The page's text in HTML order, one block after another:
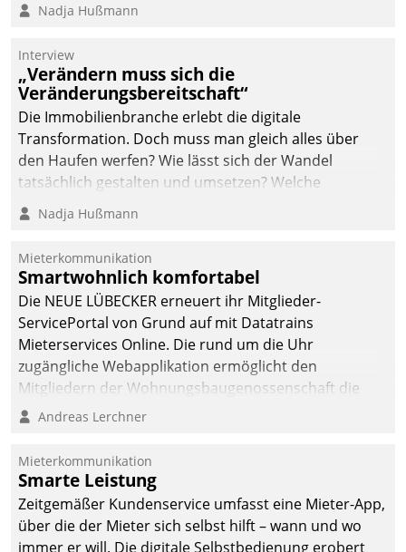
Nadja Hußmann
Interview
„Verändern muss sich die
Veränderungsbereitschaft“
Die Immobilienbranche erlebt die digitale
Transformation. Doch muss man gleich alles über
den Haufen werfen? Wie lässt sich der Wandel
tatsächlich gestalten und umsetzen? Welche
Argumente zählen wirklich?
Nadja Hußmann
Mieterkommunikation
Smartwohnlich komfortabel
Die NEUE LÜBECKER erneuert ihr Mitglieder-
ServicePortal von Grund auf mit Datatrains
Mieterservices Online. Die rund um die Uhr
zugängliche Webapplikation ermöglicht den
Mitgliedern der Wohnungs­bau­genossenschaft die
Kontaktaufnahme per Smartphone, Tablet oder PC.
Andreas Lerchner
Mieterkommunikation
Smarte Leistung
Zeitgemäßer Kundenservice umfasst eine Mieter-App,
über die der Mieter sich selbst hilft – wann und wo
immer er will. Die digitale Selbstbedienung erobert